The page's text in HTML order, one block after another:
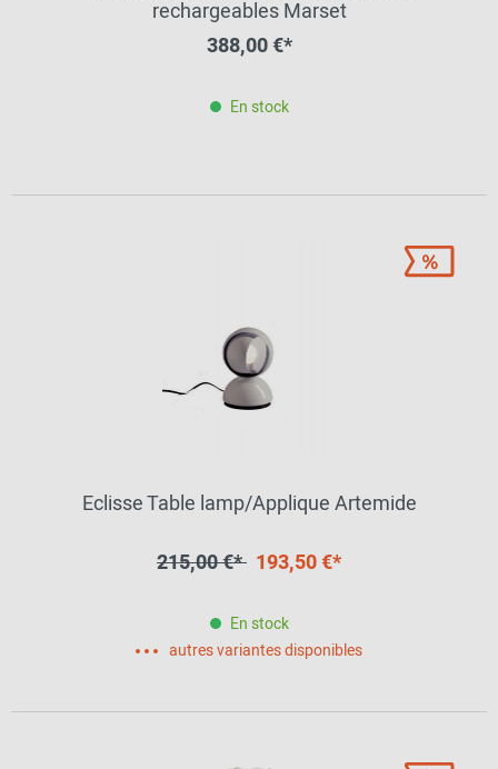
rechargeables Marset
388,00 €*
En stock
Eclisse Table lamp/Applique Artemide
215,00 €* 193,50 €*
En stock
autres variantes disponibles